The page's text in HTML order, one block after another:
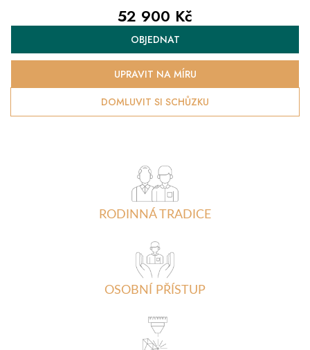
52 900 Kč
Měrná
cena:
OBJEDNAT
DOMLUVIT SI SCHŮZKU
UPRAVIT NA MÍRU
RODINNÁ TRADICE
OSOBNÍ PŘÍSTUP